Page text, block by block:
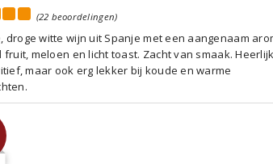
(22 beoordelingen)
droge witte wijn uit Spanje met een aangenaam
fruit, meloen en licht toast. Zacht van smaak. Heerlijk
maar ook erg lekker bij koude en warme